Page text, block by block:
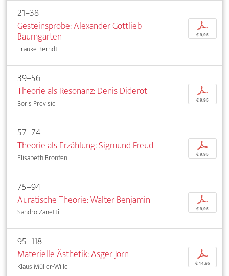
21–38
Gesteinsprobe: Alexander Gottlieb
Baumgarten
Frauke Berndt
p
€ 9,95
39–56
Theorie als Resonanz: Denis Diderot
Boris Previsic
p
€ 9,95
57–74
Theorie als Erzählung: Sigmund Freud
Elisabeth Bronfen
p
€ 9,95
75–94
Auratische Theorie: Walter Benjamin
Sandro Zanetti
p
€ 9,95
95–118
Materielle Ästhetik: Asger Jorn
Klaus Müller-Wille
p
€ 14,95